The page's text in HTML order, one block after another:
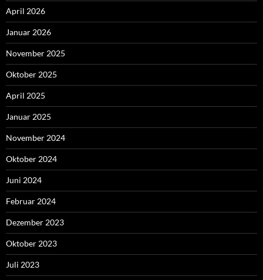
April 2026
Januar 2026
November 2025
Oktober 2025
April 2025
Januar 2025
November 2024
Oktober 2024
Juni 2024
Februar 2024
Dezember 2023
Oktober 2023
Juli 2023